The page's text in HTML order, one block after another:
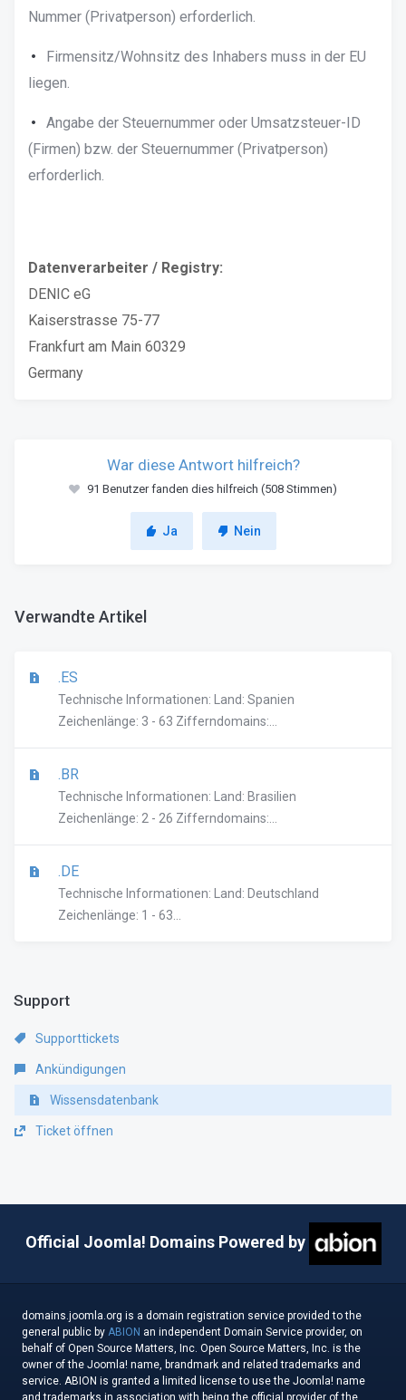
Nummer (Privatperson) erforderlich.
Firmensitz/Wohnsitz des Inhabers muss in der EU
liegen.
Angabe der Steuernummer oder Umsatzsteuer-ID
(Firmen) bzw. der Steuernummer (Privatperson)
erforderlich.
Datenverarbeiter / Registry:
DENIC eG
Kaiserstrasse 75-77
Frankfurt am Main 60329
Germany
War diese Antwort hilfreich?
91 Benutzer fanden dies hilfreich (508 Stimmen)
Ja Nein
Verwandte Artikel
.ES
Technische Informationen: Land: Spanien
Zeichenlänge: 3 - 63 Zifferndomains:...
.BR
Technische Informationen: Land: Brasilien
Zeichenlänge: 2 - 26 Zifferndomains:...
.DE
Technische Informationen: Land: Deutschland
Zeichenlänge: 1 - 63...
Support
Supporttickets
Ankündigungen
Wissensdatenbank
Ticket öffnen
Official Joomla! Domains Powered by
domains.joomla.org is a domain registration service provided to the
general public by ABION an independent Domain Service provider, on
behalf of Open Source Matters, Inc. Open Source Matters, Inc. is the
owner of the Joomla! name, brandmark and related trademarks and
service. ABION is granted a limited license to use the Joomla! name
and trademarks in association with being the official provider of the